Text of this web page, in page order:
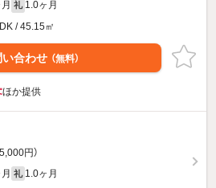
礼 1.0ヶ月
/ 45.15㎡
い合わせ （無料）
ほか提供
円）
礼 1.0ヶ月